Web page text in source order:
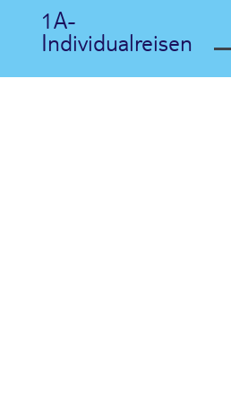
1A-
Individualreisen